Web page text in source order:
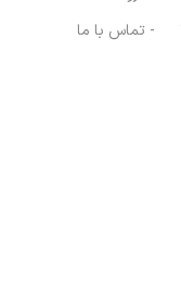
- تماس با ما